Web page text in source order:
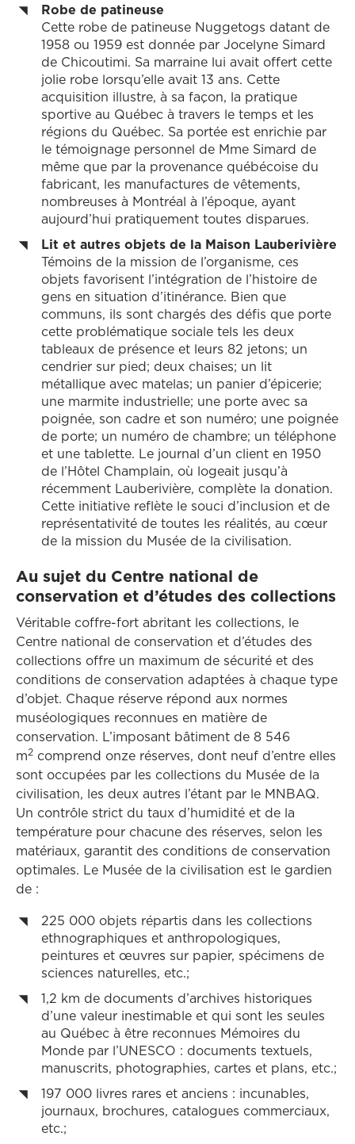
Robe de patineuse
Cette robe de patineuse Nuggetogs datant de
1958 ou 1959 est donnée par Jocelyne Simard
de Chicoutimi. Sa marraine lui avait offert cette
jolie robe lorsqu’elle avait 13 ans. Cette
acquisition illustre, à sa façon, la pratique
sportive au Québec à travers le temps et les
régions du Québec. Sa portée est enrichie par
le témoignage personnel de Mme Simard de
même que par la provenance québécoise du
fabricant, les manufactures de vêtements,
nombreuses à Montréal à l’époque, ayant
aujourd’hui pratiquement toutes disparues.
Lit et autres objets de la Maison Lauberivière
Témoins de la mission de l’organisme, ces
objets favorisent l’intégration de l’histoire de
gens en situation d’itinérance. Bien que
communs, ils sont chargés des défis que porte
cette problématique sociale tels les deux
tableaux de présence et leurs 82 jetons; un
cendrier sur pied; deux chaises; un lit
métallique avec matelas; un panier d’épicerie;
une marmite industrielle; une porte avec sa
poignée, son cadre et son numéro; une poignée
de porte; un numéro de chambre; un téléphone
et une tablette. Le journal d’un client en 1950
de l’Hôtel Champlain, où logeait jusqu’à
récemment Lauberivière, complète la donation.
Cette initiative reflète le souci d’inclusion et de
représentativité de toutes les réalités, au cœur
de la mission du Musée de la civilisation.
Au sujet du Centre national de
conservation et d’études des collections
Véritable coffre-fort abritant les collections, le
Centre national de conservation et d’études des
collections offre un maximum de sécurité et des
conditions de conservation adaptées à chaque type
d’objet. Chaque réserve répond aux normes
muséologiques reconnues en matière de
conservation. L’imposant bâtiment de 8 546
m2 comprend onze réserves, dont neuf d’entre elles
sont occupées par les collections du Musée de la
civilisation, les deux autres l’étant par le MNBAQ.
Un contrôle strict du taux d’humidité et de la
température pour chacune des réserves, selon les
matériaux, garantit des conditions de conservation
optimales. Le Musée de la civilisation est le gardien
de :
225 000 objets répartis dans les collections
ethnographiques et anthropologiques,
peintures et œuvres sur papier, spécimens de
sciences naturelles, etc.;
1,2 km de documents d’archives historiques
d’une valeur inestimable et qui sont les seules
au Québec à être reconnues Mémoires du
Monde par l’UNESCO : documents textuels,
manuscrits, photographies, cartes et plans, etc.;
197 000 livres rares et anciens : incunables,
journaux, brochures, catalogues commerciaux,
etc.;